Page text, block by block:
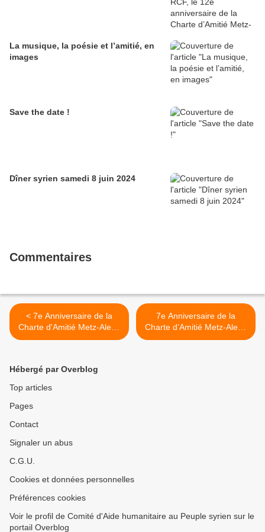
La musique, la poésie et l’amitié, en
images
Save the date !
Dîner syrien samedi 8 juin 2024
Commentaires
< 7e Anniversaire de la
Charte d'Amitié Metz-Alep :
rétrospective
7e Anniversaire de la
Charte d’Amitié Metz-Alep :
Khalil HEMSORK, Expo
Hébergé par Overblog
Top articles
Pages
Contact
Signaler un abus
C.G.U.
Cookies et données personnelles
Préférences cookies
Voir le profil de Comité d'Aide humanitaire au Peuple syrien sur le
portail Overblog